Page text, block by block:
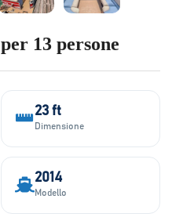
per 13 persone
23 ft
Dimensione
2014
Modello